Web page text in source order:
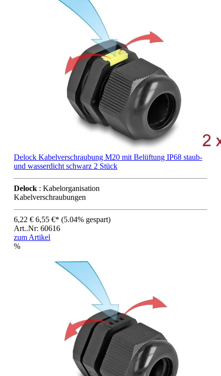
Delock Kabelverschraubung M20 mit Belüftung IP68 staub-
und wasserdicht schwarz 2 Stück
Delock : Kabelorganisation
Kabelverschraubungen
6,22 € 6,55 €* (5.04% gespart)
Art..Nr: 60616
zum Artikel
%